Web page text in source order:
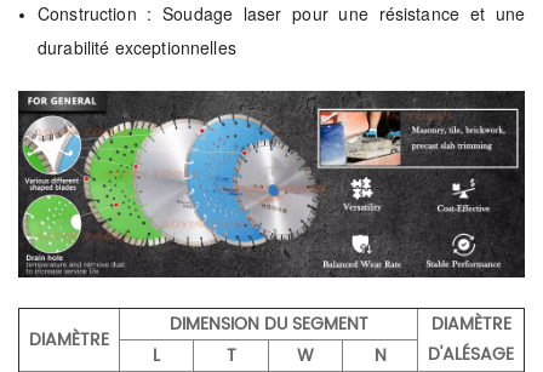
Construction : Soudage laser pour une résistance et une
durabilité exceptionnelles
DIAMÈTRE
DIMENSION DU SEGMENT
DIAMÈTRE
D'ALÉSAGE
L T W
N